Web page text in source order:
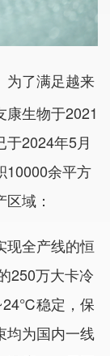
为了满足越来
康生物于2021
2024年5月
10000余平方
域：
现全产线的恒
250万大卡冷
稳定，保
均为国内一线